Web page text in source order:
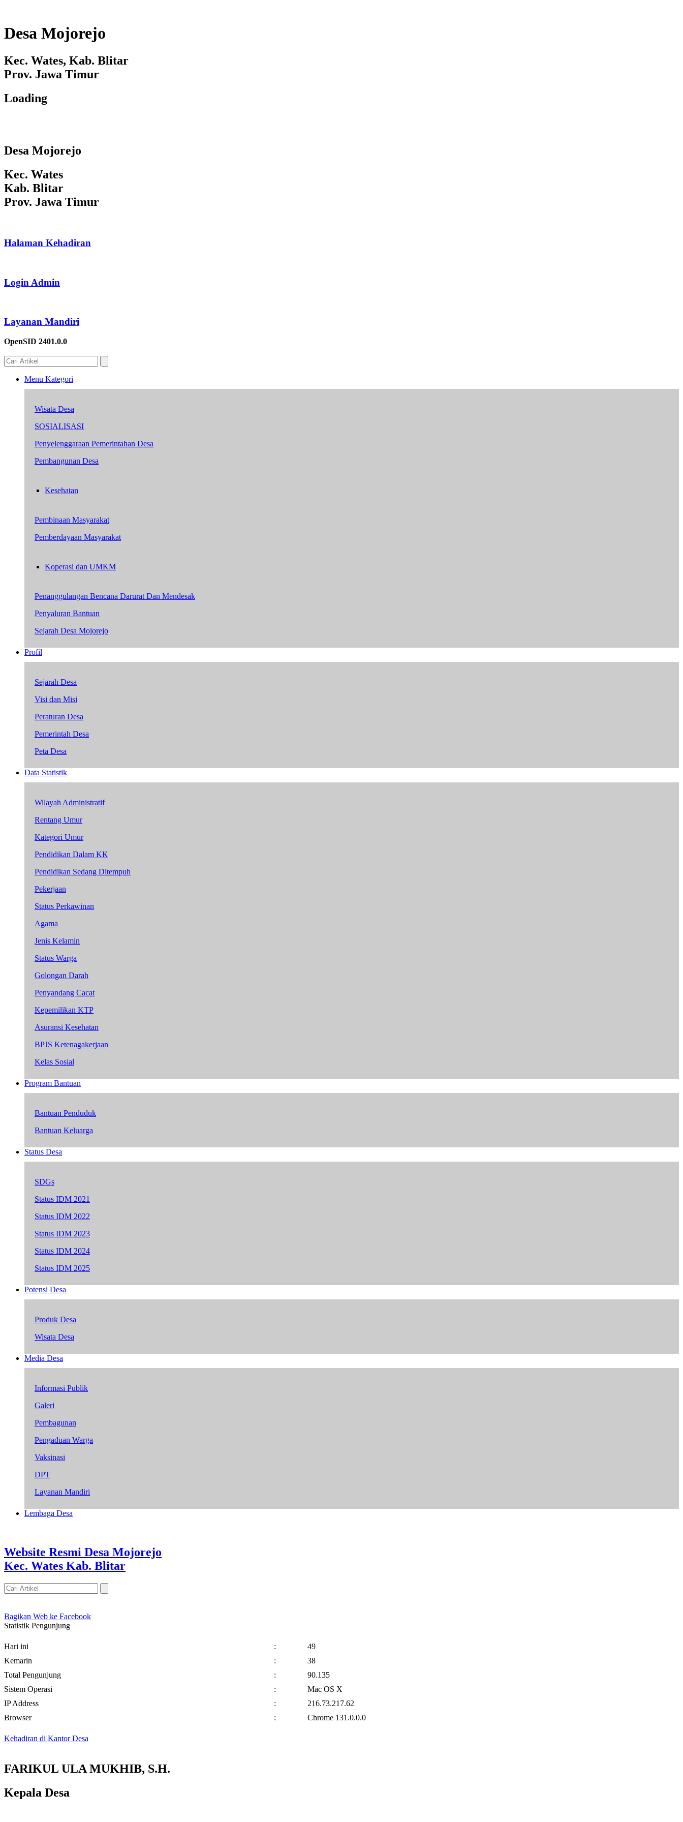
Desa Mojorejo
Kec. Wates, Kab. Blitar
Prov. Jawa Timur
Loading
Desa Mojorejo
Kec. Wates
Kab. Blitar
Prov. Jawa Timur
Halaman Kehadiran
Login Admin
Layanan Mandiri
OpenSID 2401.0.0
Menu Kategori
Wisata Desa
SOSIALISASI
Penyelenggaraan Pemerintahan Desa
Pembangunan Desa
Kesehatan
Pembinaan Masyarakat
Pemberdayaan Masyarakat
Koperasi dan UMKM
Penanggulangan Bencana Darurat Dan Mendesak
Penyaluran Bantuan
Sejarah Desa Mojorejo
Profil
Sejarah Desa
Visi dan Misi
Peraturan Desa
Pemerintah Desa
Peta Desa
Data Statistik
Wilayah Administratif
Rentang Umur
Kategori Umur
Pendidikan Dalam KK
Pendidikan Sedang Ditempuh
Pekerjaan
Status Perkawinan
Agama
Jenis Kelamin
Status Warga
Golongan Darah
Penyandang Cacat
Kepemilikan KTP
Asuransi Kesehatan
BPJS Ketenagakerjaan
Kelas Sosial
Program Bantuan
Bantuan Penduduk
Bantuan Keluarga
Status Desa
SDGs
Status IDM 2021
Status IDM 2022
Status IDM 2023
Status IDM 2024
Status IDM 2025
Potensi Desa
Produk Desa
Wisata Desa
Media Desa
Informasi Publik
Galeri
Pembagunan
Pengaduan Warga
Vaksinasi
DPT
Layanan Mandiri
Lembaga Desa
Website Resmi Desa Mojorejo
Kec. Wates Kab. Blitar
Bagikan Web ke Facebook
Statistik Pengunjung
Hari ini :
49
Kemarin
:
38
Total Pengunjung
:
90.135
Sistem Operasi
:
Mac OS X
IP Address
:
216.73.217.62
Browser
: Chrome 131.0.0.0
Kehadiran di Kantor Desa
FARIKUL ULA MUKHIB, S.H.
Kepala Desa